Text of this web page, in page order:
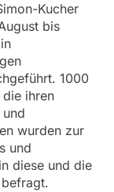
Kucher
bis
1000
ihren
wurden zur
und
diese und die